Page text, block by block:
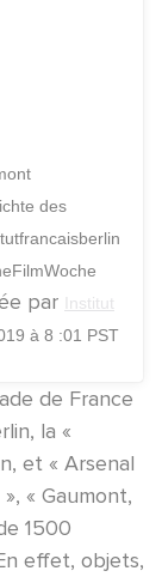
des
par
Institut
à 8 :01 PST
de France
la «
et « Arsenal
« Gaumont,
1500
effet, objets,